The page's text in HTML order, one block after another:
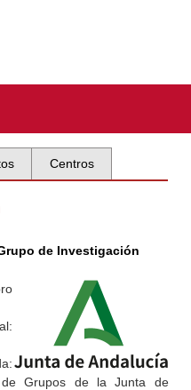
Centros
de Investigación
de Grupos de la Junta de